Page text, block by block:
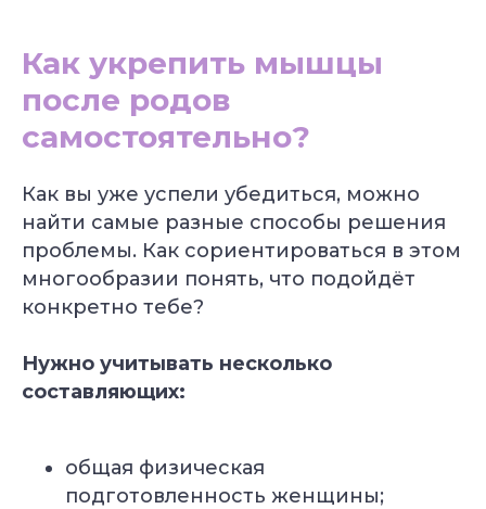
Как укрепить мышцы
после родов
самостоятельно?
Как вы уже успели убедиться, можно
найти самые разные способы решения
проблемы. Как сориентироваться в этом
многообразии понять, что подойдёт
конкретно тебе?
Нужно учитывать несколько
составляющих:
общая физическая
подготовленность женщины;
Йога для
Длительность: 8 недель
Подробнее
Преподаватель
Длительность: 9 недель
Подробнее
Йогатерапия
опорно-
двигательного
аппарата
Подробнее
дыхательные
Подробнее